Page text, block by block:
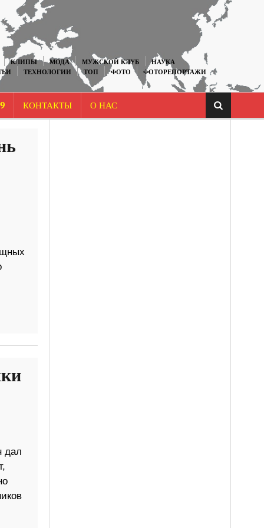
КЛИПЫ МОДА МУЖСКОЙ КЛУБ
НАУКА
ТЕХНОЛОГИИ ТОП ФОТО
ФОТОРЕПОРТАЖИ
КОНТАКТЫ О НАС
дал